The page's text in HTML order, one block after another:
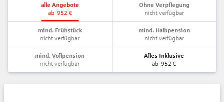
alle Angebote
ab 952 €
Ohne Verpflegung
nicht verfügbar
mind. Frühstück
nicht verfügbar
mind. Halbpension
nicht verfügbar
mind. Vollpension
nicht verfügbar
Alles Inklusive
ab 952 €